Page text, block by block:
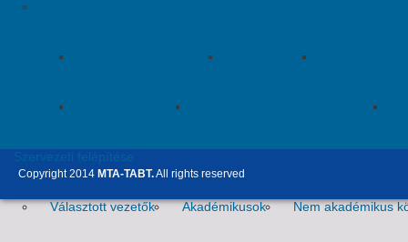
Szervezeti felépítése
Választott vezetők Akadémikusok Nem akadémikus
Copyright 2014 MTA-TABT.All rights reserved